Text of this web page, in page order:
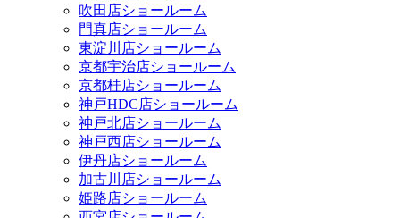
吹田店ショールーム
門真店ショールーム
東淀川店ショールーム
京都宇治店ショールーム
京都桂店ショールーム
神戸HDC店ショールーム
神戸北店ショールーム
神戸西店ショールーム
伊丹店ショールーム
加古川店ショールーム
姫路店ショールーム